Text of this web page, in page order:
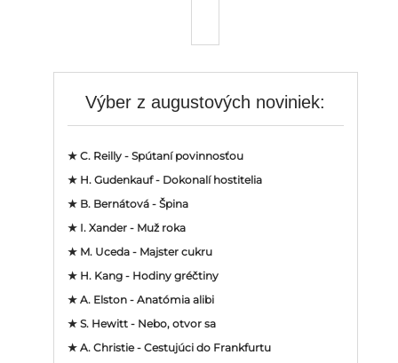
Výber z augustových noviniek:
★ C. Reilly - Spútaní povinnosťou
★ H. Gudenkauf - Dokonalí hostitelia
★ B. Bernátová - Špina
★ I. Xander - Muž roka
★ M. Uceda - Majster cukru
★ H. Kang - Hodiny gréčtiny
★ A. Elston - Anatómia alibi
★ S. Hewitt - Nebo, otvor sa
★ A. Christie - Cestujúci do Frankfurtu